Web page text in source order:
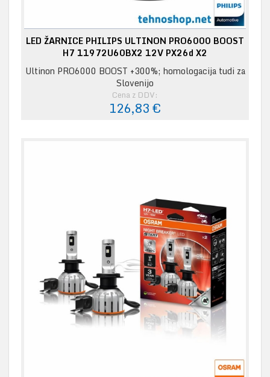
LED ŽARNICE PHILIPS ULTINON PRO6000 BOOST
H7 11972U60BX2 12V PX26d X2
Ultinon PRO6000 BOOST +300%; homologacija tudi za
Slovenijo
Cena z DDV:
126,83 €